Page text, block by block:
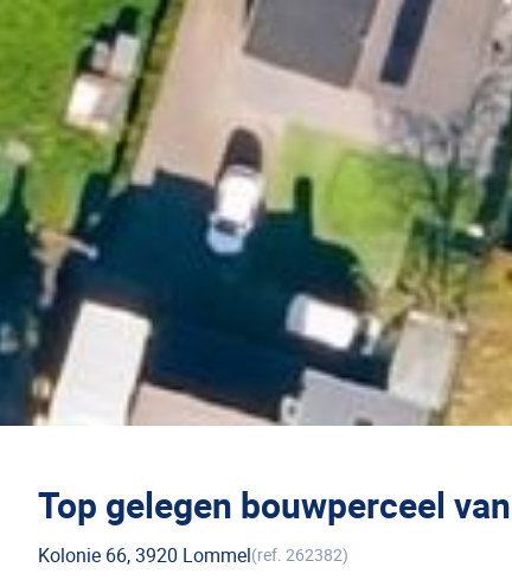
Top gelegen bouwperceel
Kolonie 66, 3920 Lommel(ref. 262382)